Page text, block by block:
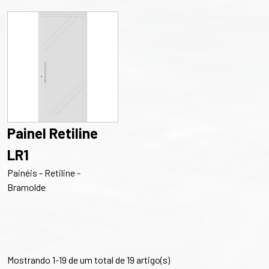
Painel Retiline
LR1
Painéis - Retiline -
Bramolde
Mostrando 1-19 de um total de 19 artigo(s)